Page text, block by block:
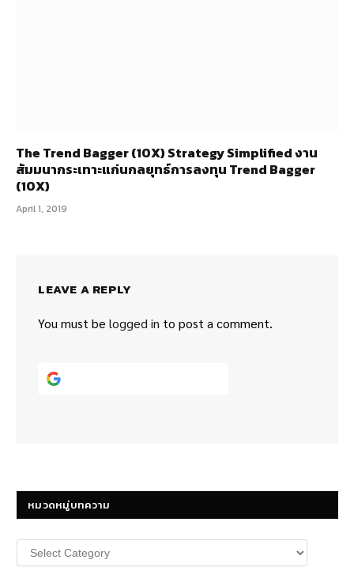
The Trend Bagger (10X) Strategy Simplified งาน
สัมมนากระเทาะแก่นกลยุทธ์การลงทุน Trend Bagger
(10X)
April 1, 2019
LEAVE A REPLY
You must be logged in to post a comment.
หมวดหมู่บทความ
หมวด
หมู่